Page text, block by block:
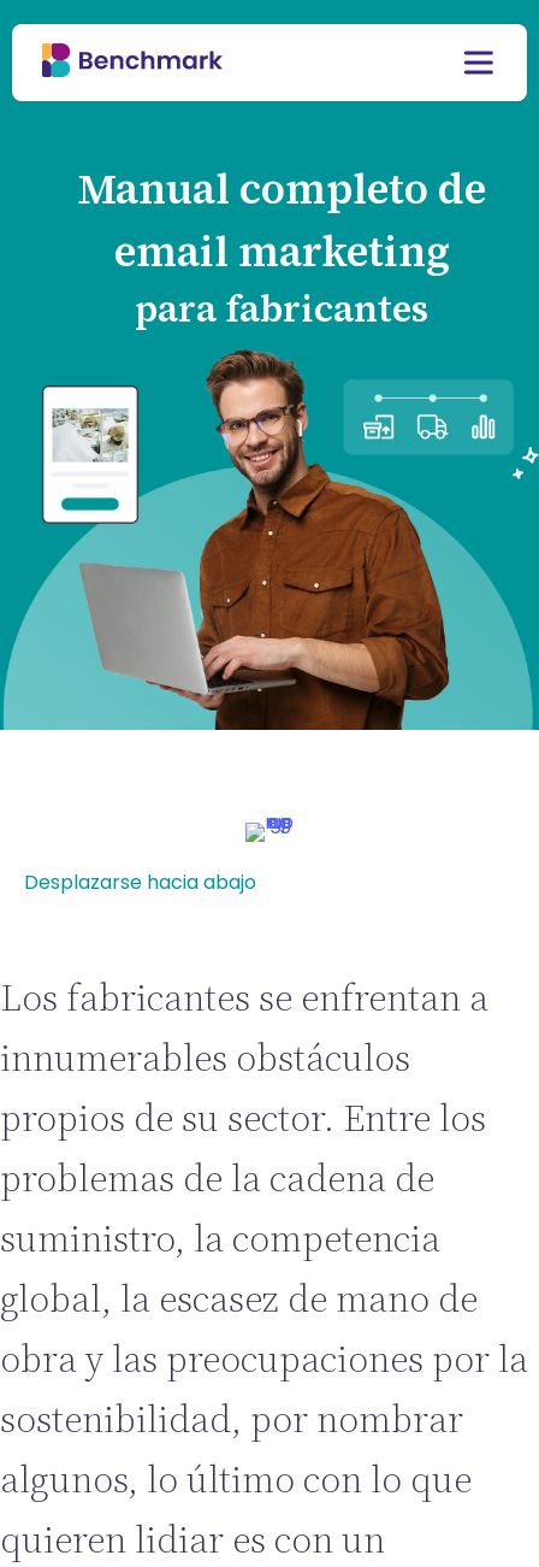
Manual completo de
email marketing
para fabricantes
Desplazarse hacia abajo
Los fabricantes se enfrentan a
innumerables obstáculos
propios de su sector. Entre los
problemas de la cadena de
suministro, la competencia
global, la escasez de mano de
obra y las preocupaciones por la
sostenibilidad, por nombrar
algunos, lo último con lo que
quieren lidiar es con un